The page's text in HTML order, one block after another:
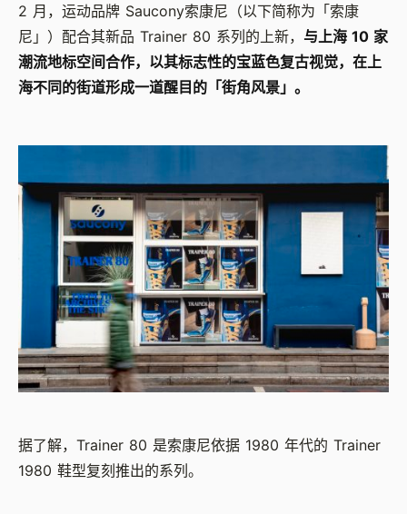
2 月，运动品牌 Saucony索康尼（以下简称为「索康
尼」）配合其新品 Trainer 80 系列的上新， 与上海 10 家
潮流地标空间合作，以其标志性的宝蓝色复古视觉，在上
海不同的街道形成一道醒目的「街角风景」。
据了解，Trainer 80 是索康尼依据 1980 年代的 Trainer
1980 鞋型复刻推出的系列。